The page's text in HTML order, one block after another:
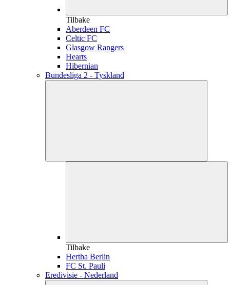
Tilbake
Aberdeen FC
Celtic FC
Glasgow Rangers
Hearts
Hibernian
Bundesliga 2 - Tyskland
Tilbake
Hertha Berlin
FC St. Pauli
Eredivisie - Nederland